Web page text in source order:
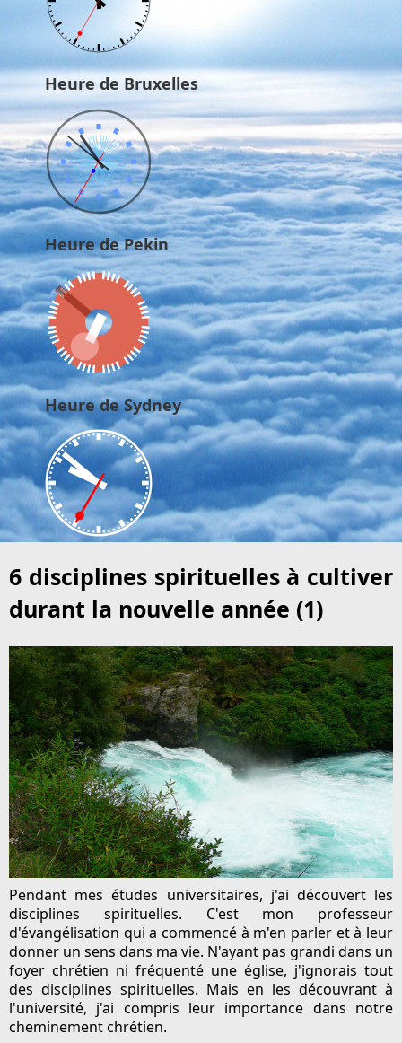
Heure de Bruxelles
Heure de Pekin
Heure de Sydney
6 disciplines spirituelles à cultiver
durant la nouvelle année (1)
Pendant mes études universitaires, j'ai découvert les
disciplines spirituelles. C'est mon professeur
d'évangélisation qui a commencé à m'en parler et à leur
donner un sens dans ma vie. N'ayant pas grandi dans un
foyer chrétien ni fréquenté une église, j'ignorais tout
des disciplines spirituelles. Mais en les découvrant à
l'université, j'ai compris leur importance dans notre
cheminement chrétien.